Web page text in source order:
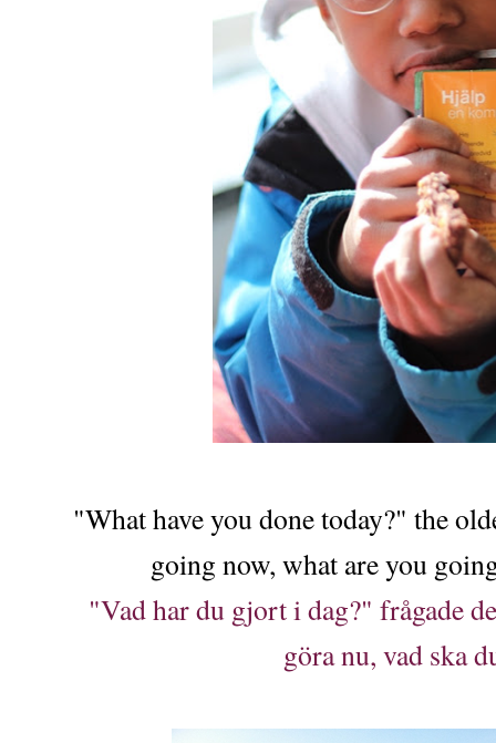
"What have you done today?" the
going now, what are you
"Vad har du gjort i dag?" frågade
göra nu, vad ska